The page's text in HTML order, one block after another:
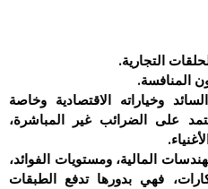
التجارية.
المنافسة.
وخياراته الاقتصادية وخاصة
على الضرائب غير المباشرة،
المالية، ومستويات الفوائد،
فهي بدورها تدفع الطبقات